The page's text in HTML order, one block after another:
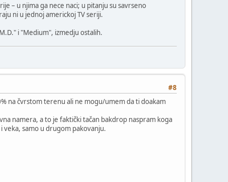
– u njima ga nece naci; u pitanju su savrseno
ni u jednoj americkoj TV seriji.
i "Medium", izmedju ostalih.
#8
na čvrstom terenu ali ne mogu/umem da ti doakam
namera, a to je faktički tačan bakdrop naspram koga
veka, samo u drugom pakovanju.